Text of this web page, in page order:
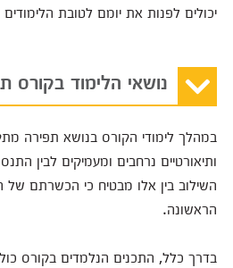
יכולים לפנות את יומם לטובת
נושאי הלימוד בקורס
במהלך לימודי הקורס בנושא תפירה
ותיאורטיים נרחבים ומעמיקים לבין
השילוב בין אלו מבטיח כי הכשרתם של
הראשונה.
בדרך כלל, התכנים הנלמדים בקורס